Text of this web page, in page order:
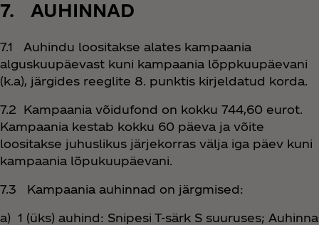
7. AUHINNAD
7.1 Auhindu loositakse alates kampaania
alguskuupäevast kuni kampaania lõppkuupäevani
(k.a), järgides reeglite 8. punktis kirjeldatud korda.
7.2 Kampaania võidufond on kokku 744,60 eurot.
Kampaania kestab kokku 60 päeva ja võite
loositakse juhuslikus järjekorras välja iga päev kuni
kampaania lõpukuupäevani.
7.3 Kampaania auhinnad on järgmised:
a) 1 (üks) auhind: Snipesi T-särk S suuruses; Auhinna